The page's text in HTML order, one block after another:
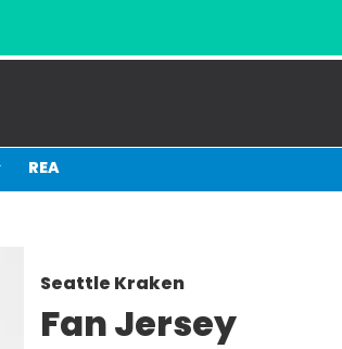
REA
Seattle Kraken
Fan Jersey